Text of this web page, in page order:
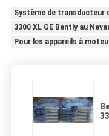
Système de transducteur
3300 XL GE Bently au
Pour les appareils à